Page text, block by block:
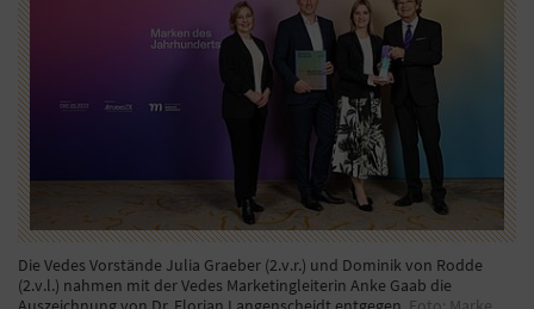
Die Vedes Vorstände Julia Graeber (2.v.r.) und Dominik von Rodde
(2.v.l.) nahmen mit der Vedes Marketingleiterin Anke Gaab die